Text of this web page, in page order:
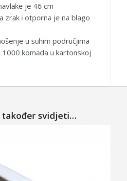
je 46 cm
zrak i otporna je na blago
u suhim područjima
1000 komada u kartonskoj
također svidjeti…